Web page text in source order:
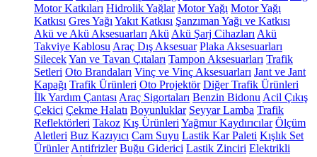
Motor Katkıları Hidrolik Yağlar Motor Yağı Motor Yağı
Katkısı Gres Yağı Yakıt Katkısı Şanzıman Yağı ve Katkısı
Akü ve Akü Aksesuarları Akü Akü Şarj Cihazları Akü
Takviye Kablosu Araç Dış Aksesuar Plaka Aksesuarları
SilecekYan ve Tavan Çıtaları Tampon Aksesuarları Trafik
Setleri Oto Brandaları Vinç ve Vinç Aksesuarları Jant ve Jant
Kapağı Trafik Ürünleri Oto Projektör Diğer Trafik Ürünleri
İlk Yardım Çantası Araç Sigortaları Benzin Bidonu Acil Çıkış
Çekici Çekme Halatı Boyunluklar Seyyar Lamba Trafik
Reflektörleri Takoz Kış Ürünleri Yağmur Kaydırıcılar Ölçüm
Aletleri Buz Kazıyıcı Cam Suyu Lastik Kar Paleti Kışlık Set
Ürünler Antifrizler Buğu Giderici Lastik Zinciri Elektrikli